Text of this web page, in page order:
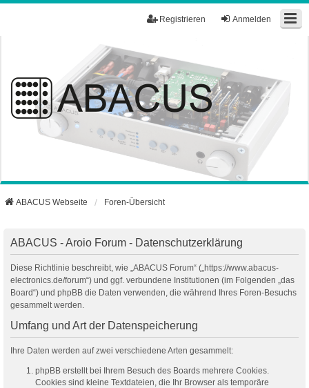
Anmelden
Registrieren
ABACUS Webseite Foren-Übersicht
ABACUS - Aroio Forum - Datenschutzerklärung
Diese Richtlinie beschreibt, wie „ABACUS Forum“ („https://www.abacus-
electronics.de/forum“) und ggf. verbundene Institutionen (im Folgenden „das
Board“) und phpBB die Daten verwenden, die während Ihres Foren-Besuchs
gesammelt werden.
Umfang und Art der Datenspeicherung
Ihre Daten werden auf zwei verschiedene Arten gesammelt:
phpBB erstellt bei Ihrem Besuch des Boards mehrere Cookies.
Cookies sind kleine Textdateien, die Ihr Browser als temporäre